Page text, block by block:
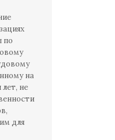
по
на
лет, не
для